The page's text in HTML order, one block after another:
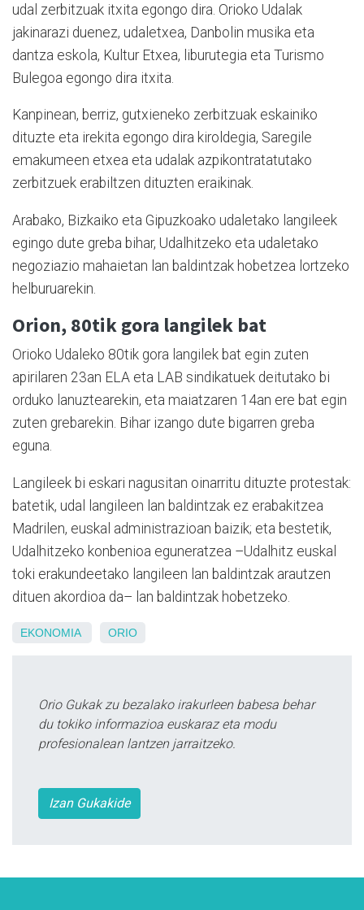
udal zerbitzuak itxita egongo dira. Orioko Udalak
jakinarazi duenez, udaletxea, Danbolin musika eta
dantza eskola, Kultur Etxea, liburutegia eta Turismo
Bulegoa egongo dira itxita.
Kanpinean, berriz, gutxieneko zerbitzuak eskainiko
dituzte eta irekita egongo dira kiroldegia, Saregile
emakumeen etxea eta udalak azpikontratatutako
zerbitzuek erabiltzen dituzten eraikinak.
Arabako, Bizkaiko eta Gipuzkoako udaletako langileek
egingo dute greba bihar, Udalhitzeko eta udaletako
negoziazio mahaietan lan baldintzak hobetzea lortzeko
helburuarekin.
Orion, 80tik gora langilek bat
Orioko Udaleko 80tik gora langilek bat egin zuten
apirilaren 23an ELA eta LAB sindikatuek deitutako bi
orduko lanuztearekin, eta maiatzaren 14an ere bat egin
zuten grebarekin. Bihar izango dute bigarren greba
eguna.
Langileek bi eskari nagusitan oinarritu dituzte protestak:
batetik, udal langileen lan baldintzak ez erabakitzea
Madrilen, euskal administrazioan baizik; eta bestetik,
Udalhitzeko konbenioa eguneratzea –Udalhitz euskal
toki erakundeetako langileen lan baldintzak arautzen
dituen akordioa da– lan baldintzak hobetzeko.
EKONOMIA ORIO
Orio Gukak zu bezalako irakurleen babesa behar
du tokiko informazioa euskaraz eta modu
profesionalean lantzen jarraitzeko.
Izan Gukakide